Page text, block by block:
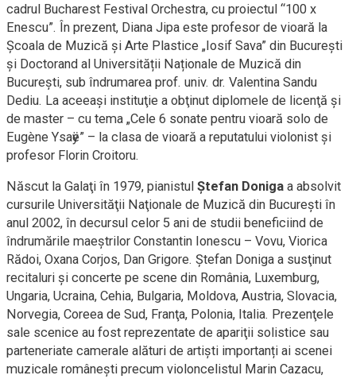
cadrul Bucharest Festival Orchestra, cu proiectul “100 x
Enescu”. În prezent, Diana Jipa este profesor de vioară la
Şcoala de Muzică şi Arte Plastice „Iosif Sava” din Bucureşti
şi Doctorand al Universității Naționale de Muzică din
Bucureşti, sub îndrumarea prof. univ. dr. Valentina Sandu
Dediu. La aceeaşi instituţie a obţinut diplomele de licenţă şi
de master – cu tema „Cele 6 sonate pentru vioară solo de
Eugène Ysaӱe” – la clasa de vioară a reputatului violonist şi
profesor Florin Croitoru.
Născut la Galaţi în 1979, pianistul Ştefan Doniga a absolvit
cursurile Universităţii Naţionale de Muzică din Bucureşti în
anul 2002, în decursul celor 5 ani de studii beneficiind de
îndrumările maeştrilor Constantin Ionescu – Vovu, Viorica
Rădoi, Oxana Corjos, Dan Grigore. Ştefan Doniga a susţinut
recitaluri şi concerte pe scene din România, Luxemburg,
Ungaria, Ucraina, Cehia, Bulgaria, Moldova, Austria, Slovacia,
Norvegia, Coreea de Sud, Franţa, Polonia, Italia. Prezenţele
sale scenice au fost reprezentate de apariţii solistice sau
parteneriate camerale alături de artiști importanți ai scenei
muzicale româneşti precum violoncelistul Marin Cazacu,